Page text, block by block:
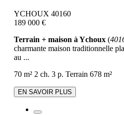
YCHOUX 40160
189 000 €
Terrain + maison à Ychoux (
charmante maison traditionnelle
au ...
70 m² 2 ch. 3 p. Terrain 678 m²
EN SAVOIR PLUS